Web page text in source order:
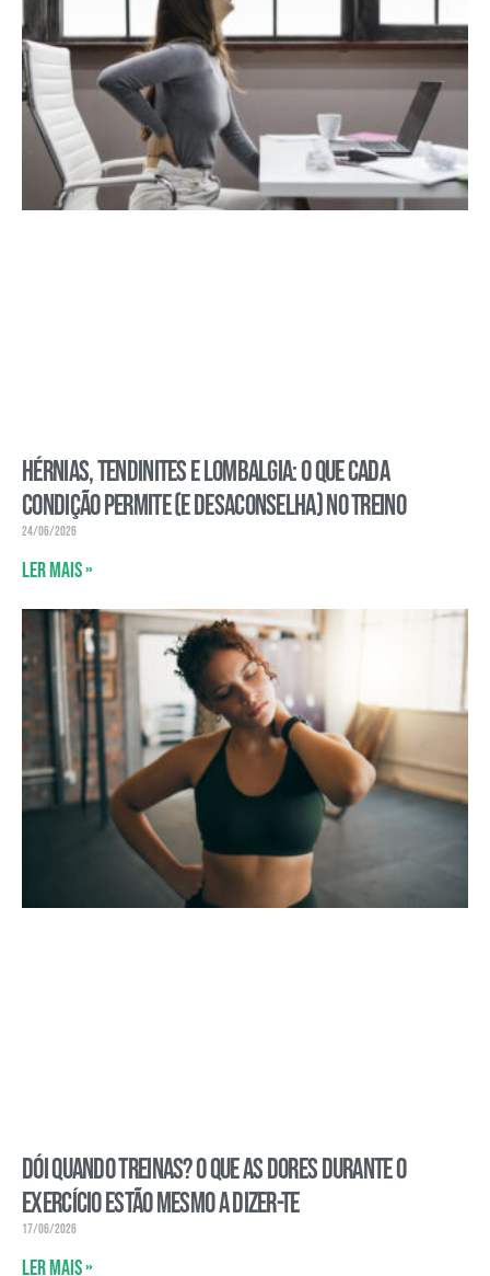
Hérnias, tendinites e lombalgia: o que cada
condição permite (e desaconselha) no treino
24/06/2026
Ler mais »
Dói quando treinas? O que as dores durante o
exercício estão mesmo a dizer-te
17/06/2026
Ler mais »